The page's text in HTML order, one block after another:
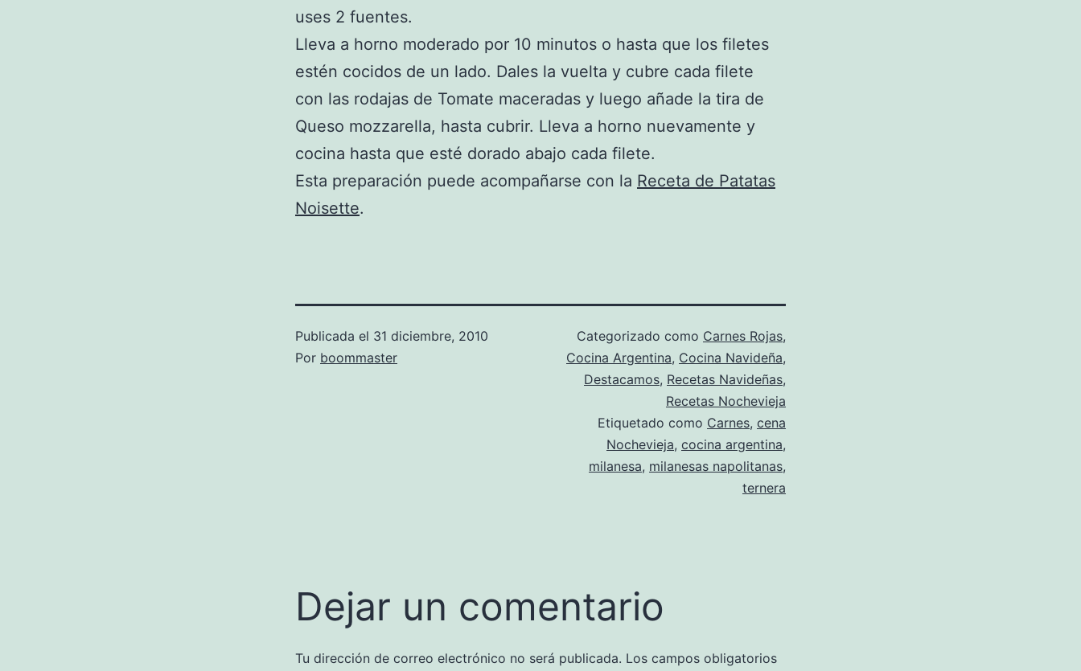
uses 2 fuentes.
Lleva a horno moderado por 10 minutos o hasta que los filetes
estén cocidos de un lado. Dales la vuelta y cubre cada filete
con las rodajas de Tomate maceradas y luego añade la tira de
Queso mozzarella, hasta cubrir. Lleva a horno nuevamente y
cocina hasta que esté dorado abajo cada filete.
Esta preparación puede acompañarse con la Receta de Patatas
Noisette.
Publicada el 31 diciembre, 2010
Por boommaster
Categorizado como Carnes Rojas,
Cocina Argentina, Cocina Navideña,
Destacamos, Recetas Navideñas,
Recetas Nochevieja
Etiquetado como Carnes, cena
Nochevieja, cocina argentina,
milanesa, milanesas napolitanas,
ternera
Dejar un comentario
Tu dirección de correo electrónico no será publicada. Los campos obligatorios